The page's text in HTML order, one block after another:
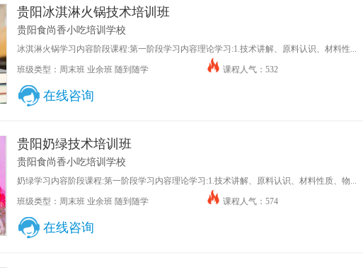
贵阳冰淇淋火锅技术培训班
贵阳食尚香小吃培训学校
冰淇淋火锅学习内容阶段课程:第一阶段学习内容理论学习:1.技术讲解、原料认识、材料性...
班级类型：周末班 业余班 随到随学 课程人气：532
在线咨询
贵阳奶绿技术培训班
贵阳食尚香小吃培训学校
奶绿学习内容阶段课程:第一阶段学习内容理论学习:1.技术讲解、原料认识、材料性质、物...
班级类型：周末班 业余班 随到随学 课程人气：574
在线咨询